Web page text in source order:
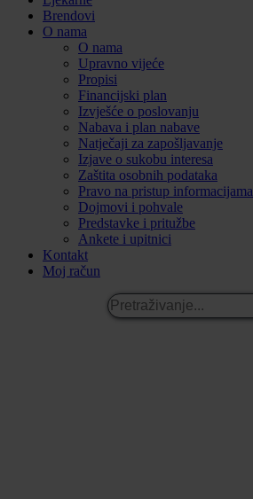
Brendovi
O nama
O nama
Upravno vijeće
Propisi
Financijski plan
Izvješće o poslovanju
Nabava i plan nabave
Natječaji za zapošljavanje
Izjave o sukobu interesa
Zaštita osobnih podataka
Pravo na pristup informacijama
Dojmovi i pohvale
Predstavke i pritužbe
Ankete i upitnici
Kontakt
Moj račun
Pretraživanje...